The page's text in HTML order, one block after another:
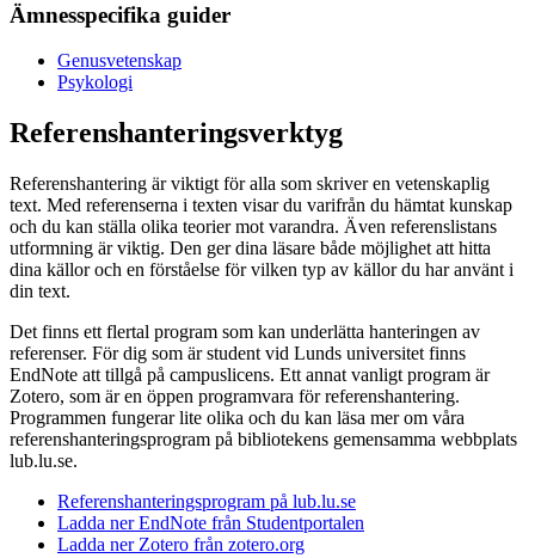
Ämnesspecifika guider
Genusvetenskap
Psykologi
Referenshanteringsverktyg
Referenshantering är viktigt för alla som skriver en vetenskaplig
text. Med referenserna i texten visar du varifrån du hämtat kunskap
och du kan ställa olika teorier mot varandra. Även referenslistans
utformning är viktig. Den ger dina läsare både möjlighet att hitta
dina källor och en förståelse för vilken typ av källor du har använt i
din text.
Det finns ett flertal program som kan underlätta hanteringen av
referenser. För dig som är student vid Lunds universitet finns
EndNote att tillgå på campuslicens. Ett annat vanligt program är
Zotero, som är en öppen programvara för referenshantering.
Programmen fungerar lite olika och du kan läsa mer om våra
referenshanteringsprogram på bibliotekens gemensamma webbplats
lub.lu.se.
Referenshanteringsprogram på lub.lu.se
Ladda ner EndNote från Studentportalen
Ladda ner Zotero från zotero.org